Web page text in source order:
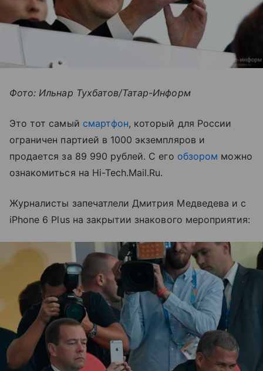
Фото: Ильнар Тухбатов/Татар-Информ
Это тот самый смартфон, который для России
ограничен партией в 1000 экземпляров и
продается за 89 990 рублей. С его обзором можно
ознакомиться на Hi-Tech.Mail.Ru.
Журналисты запечатлели Дмитрия Медведева и с
iPhone 6 Plus на закрытии знакового мероприятия: